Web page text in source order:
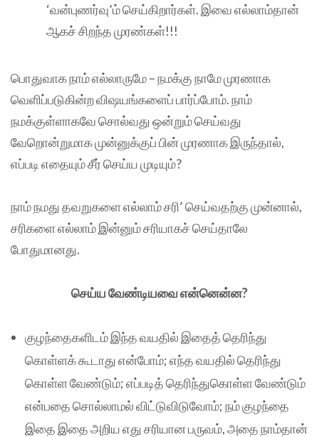
‘வன்புணர்வு’ம் செய்கிறார்கள். இவை எல்லாம்தான்
ஆகச் சிறந்த முரண்கள்!!!
பொதுவாக நாம் எல்லாருமே – நமக்கு நாமே முரணாக
வெளிப்படுகின்ற விஷயங்களைப் பார்ப்போம். நாம்
நமக்குள்ளாகவே சொல்வது ஒன்றும் செய்வது
வேறொன்றுமாக முன்னுக்குப் பின் முரணாக இருந்தால்,
எப்படி எதையும் சீர் செய்ய முடியும்?
நாம் நமது தவறுகளை எல்லாம் சரி’ செய்வதற்கு முன்னால்,
சரிகளை எல்லாம் இன்னும் சரியாகச் செய்தாலே
போதுமானது.
செய்ய வேண்டியவை என்னென்ன?
குழந்தைகளிடம் இந்த வயதில் இதைத் தெரிந்து
கொள்ளக் கூடாது என்போம்; எந்த வயதில் தெரிந்து
கொள்ள வேண்டும்; எப்படித் தெரிந்துகொள்ள வேண்டும்
என்பதை சொல்லாமல் விட்டுவிடுவோம்; நம் குழந்தை
இதை இதை அறிய எது சரியான பருவம், அதை நாம்தான்